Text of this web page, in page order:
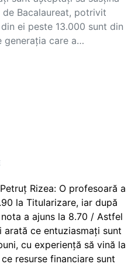
Bacalaureat, potrivit
ei peste 13.000 sunt din
generația care a…
Rizea: O profesoară a
la Titularizare, iar după
a ajuns la 8.70 / Astfel
arată ce entuziasmați sunt
cu experiență să vină la
resurse financiare sunt